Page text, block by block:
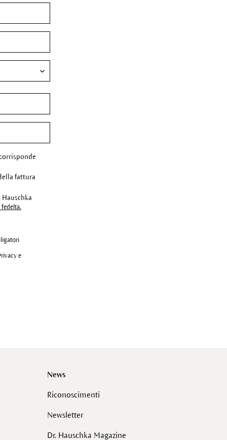
fattura
Hauschka
e
News
Riconoscimenti
Newsletter
Dr. Hauschka Magazine